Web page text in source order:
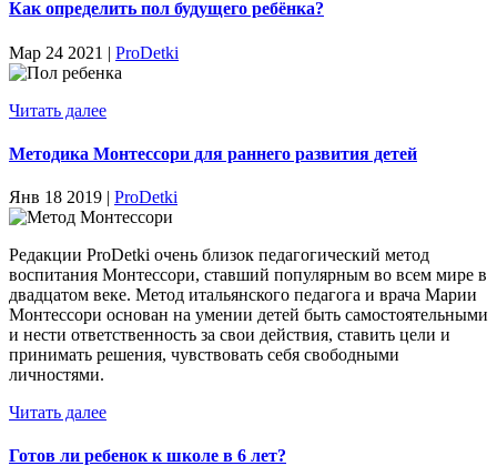
Как определить пол будущего ребёнка?
Мар 24 2021 | ProDetki
Читать далее
Методика Монтессори для раннего развития детей
Янв 18 2019 | ProDetki
Редакции ProDetki очень близок педагогический метод
воспитания Монтессори, ставший популярным во всем мире в
двадцатом веке. Метод итальянского педагога и врача Марии
Монтессори основан на умении детей быть самостоятельными
и нести ответственность за свои действия, ставить цели и
принимать решения, чувствовать себя свободными
личностями.
Читать далее
Готов ли ребенок к школе в 6 лет?